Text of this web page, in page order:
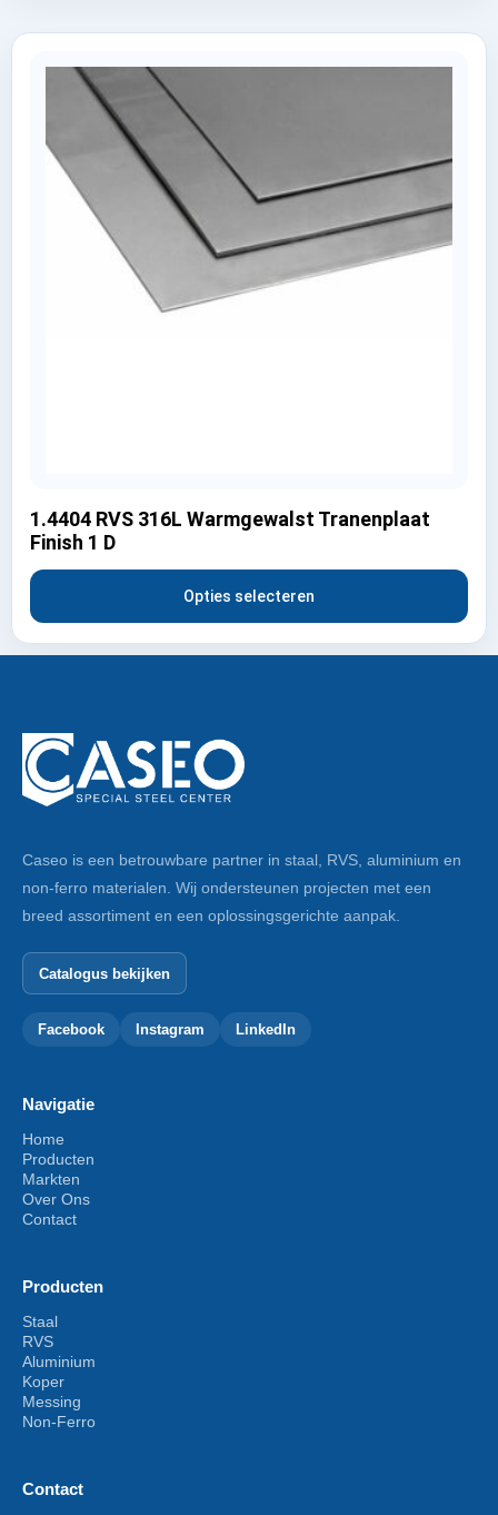
1.4404 RVS 316L Warmgewalst Tranenplaat
Finish 1 D
Opties selecteren
Caseo is een betrouwbare partner in staal, RVS, aluminium en
non-ferro materialen. Wij ondersteunen projecten met een
breed assortiment en een oplossingsgerichte aanpak.
Catalogus bekijken
Facebook Instagram LinkedIn
Navigatie
Home
Producten
Markten
Over Ons
Contact
Producten
Staal
RVS
Aluminium
Koper
Messing
Non-Ferro
Contact